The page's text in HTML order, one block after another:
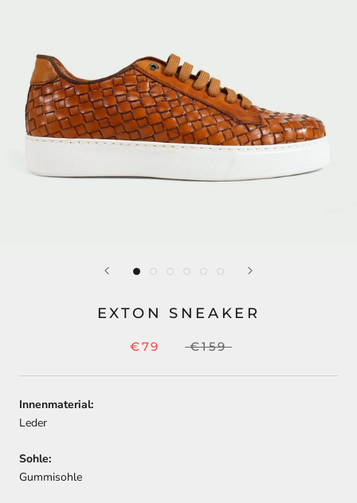
EXTON SNEAKER
€79 €159
Innenmaterial:
Leder
Sohle:
Gummisohle